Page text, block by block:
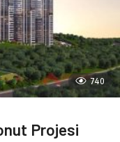
740
Projesi